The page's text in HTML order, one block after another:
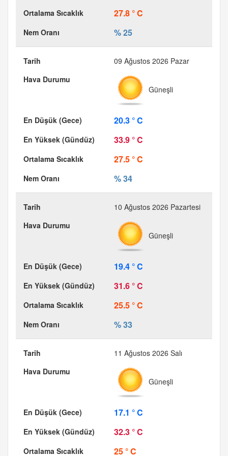
27.8 ° C
% 25
09 Ağustos 2026 Pazar
Güneşli
20.3 ° C
33.9 ° C
27.5 ° C
% 34
10 Ağustos 2026 Pazartesi
Güneşli
19.4 ° C
31.6 ° C
25.5 ° C
% 33
11 Ağustos 2026 Salı
Güneşli
17.1 ° C
32.3 ° C
25 ° C